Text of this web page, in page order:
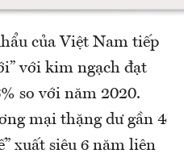
của Việt Nam tiếp
với kim ngạch đạt
so với năm 2020.
mại thặng dư gần 4
xuất siêu 6 năm liên